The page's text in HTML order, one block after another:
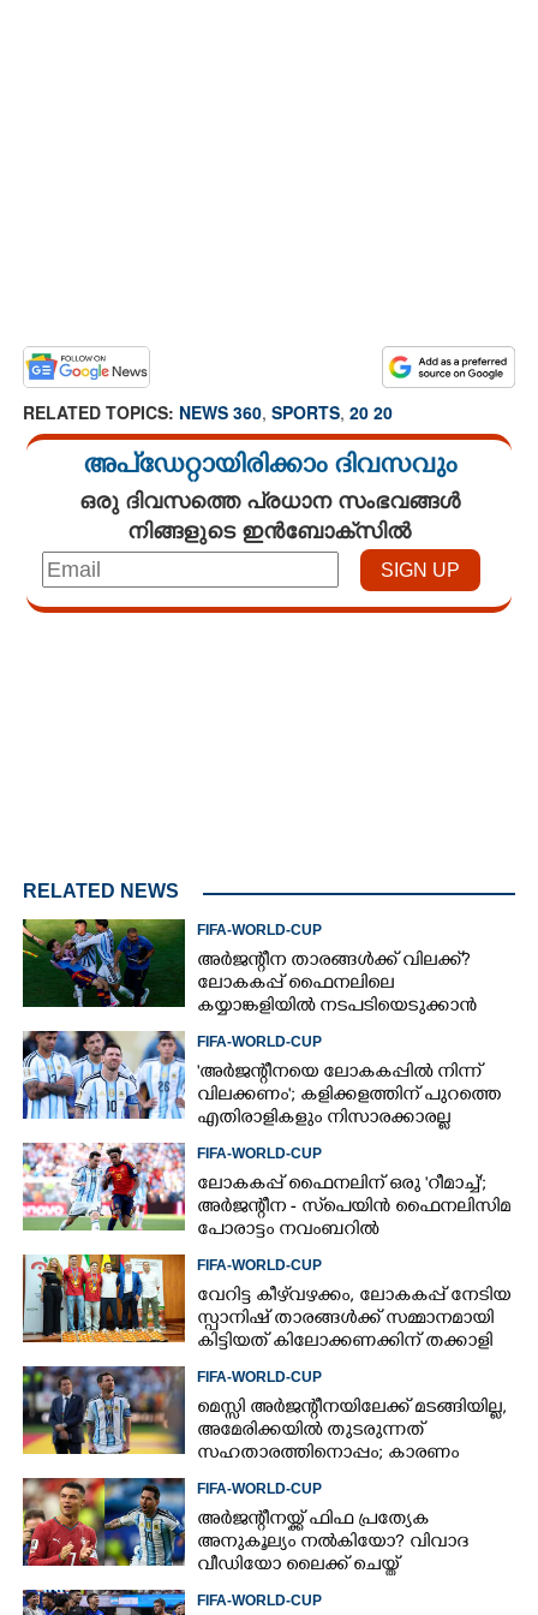
RELATED TOPICS: NEWS 360, SPORTS, 20 20
അപ്ഡേറ്റായിരിക്കാം ദിവസവും
ഒരു ദിവസത്തെ പ്രധാന സംഭവങ്ങൾ
നിങ്ങളുടെ ഇൻബോക്സിൽ
RELATED NEWS
FIFA-WORLD-CUP
അർജന്റീന താരങ്ങൾക്ക് വിലക്ക്?
ലോകകപ്പ് ഫൈനലിലെ
കയ്യാങ്കളിയിൽ നടപടിയെടുക്കാൻ
ഫിഫ; റിപ്പോർട്ടിൽ ഗുരുതര
ആരോപണങ്ങൾ
FIFA-WORLD-CUP
'അർജന്റീനയെ ലോകകപ്പിൽ നിന്ന്
വിലക്കണം'; കളിക്കളത്തിന് പുറത്തെ
എതിരാളികളും നിസാരക്കാരല്ല
FIFA-WORLD-CUP
ലോകകപ്പ് ഫൈനലിന് ഒരു 'റീമാച്ച്';
അര്‍ജന്റീന - സ്‌പെയിന്‍ ഫൈനലിസിമ
പോരാട്ടം നവംബറില്‍
FIFA-WORLD-CUP
വേറിട്ട കീഴ്‌‌വഴക്കം,​ ലോകകപ്പ് നേടിയ
സ്പാനിഷ് താരങ്ങൾക്ക് സമ്മാനമായി
കിട്ടിയത് കിലോക്കണക്കിന് തക്കാളി
FIFA-WORLD-CUP
മെസ്സി അര്‍ജന്റീനയിലേക്ക് മടങ്ങിയില്ല,
അമേരിക്കയില്‍ തുടരുന്നത്
സഹതാരത്തിനൊപ്പം; കാരണം
അറിയിച്ച് എഎഫ്എ
FIFA-WORLD-CUP
അർജന്റീനയ്ക്ക് ഫിഫ പ്രത്യേക
അനുകൂല്യം നൽകിയോ? വിവാദ
വീഡിയോ ലൈക്ക് ചെയ്ത്
റൊണാൾഡോ
FIFA-WORLD-CUP